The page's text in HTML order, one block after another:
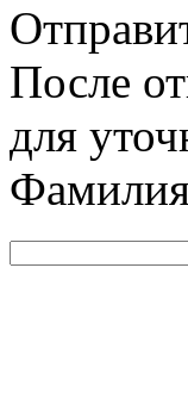
После
для